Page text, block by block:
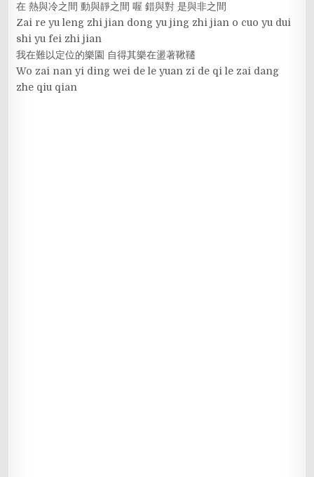
在 熱與冷之間 動與靜之間 喔 錯與對 是與非之間
Zai re yu leng zhi jian dong yu jing zhi jian o cuo yu dui
shi yu fei zhi jian
我在難以定位的樂園 自得其樂在盪著鞦韆
Wo zai nan yi ding wei de le yuan zi de qi le zai dang
zhe qiu qian